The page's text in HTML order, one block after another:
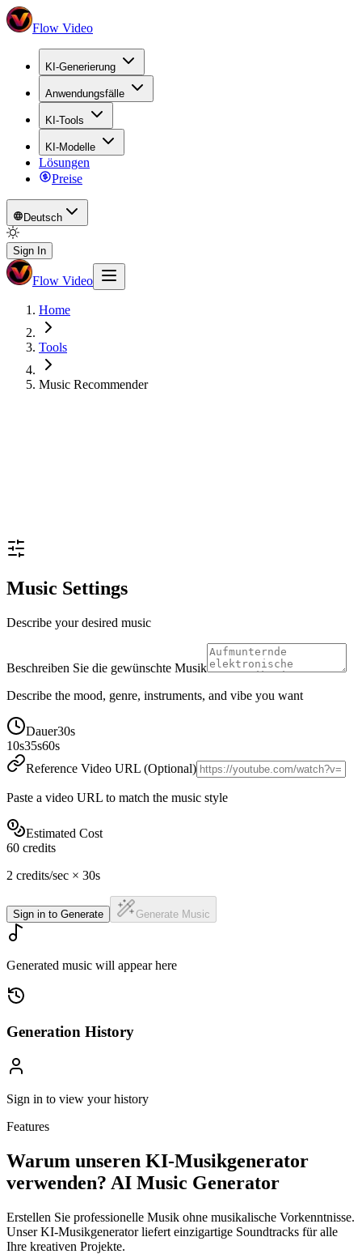
Flow Video
KI-Generierung
Anwendungsfälle
KI-Tools
KI-Modelle
Lösungen
Preise
Deutsch
Sign In
Flow Video
Home
Tools
Music Recommender
Music Settings
Describe your desired music
Beschreiben Sie die gewünschte Musik
Describe the mood, genre, instruments, and vibe you want
Dauer30s
10s35s60s
Reference Video URL (Optional)
Paste a video URL to match the music style
Estimated Cost
60 credits
2 credits/sec × 30s
Sign in to Generate Generate Music
Generated music will appear here
Generation History
Sign in to view your history
Features
Warum unseren KI-Musikgenerator
verwenden? AI Music Generator
Erstellen Sie professionelle Musik ohne musikalische Vorkenntnisse.
Unser KI-Musikgenerator liefert einzigartige Soundtracks für alle
Ihre kreativen Projekte.